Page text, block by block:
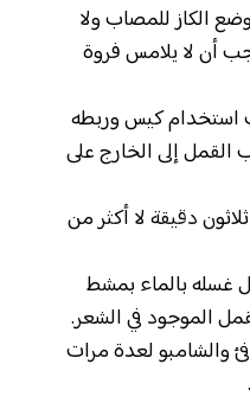
الكاز للمصاب ولا
أن لا يلامس فروة
استخدام كيس وربطه
القمل إلى الخارج على
دقيقة لا أكثر من
غسله بالماء بمشط
الموجود في الشعر.
والشامبو لعدة مرات